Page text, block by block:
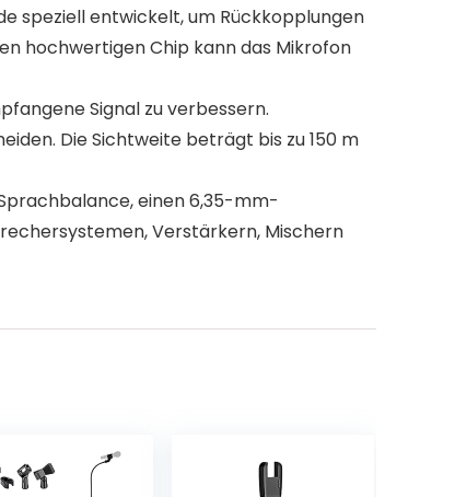
speziell entwickelt, um Rückkopplungen
hochwertigen Chip kann das Mikrofon
Signal zu verbessern.
Die Sichtweite beträgt bis zu 150 m
einen 6,35-mm-
Verstärkern, Mischern